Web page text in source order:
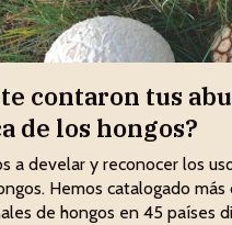
te contaron tus
de los hongos?
a develar y reconocer los
Hemos catalogado
de hongos en 45 países